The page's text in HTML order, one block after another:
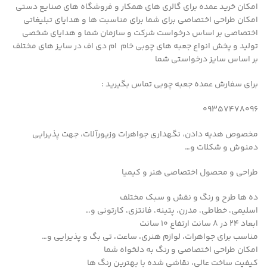
امکان خرید عمده برای گالری های همکار و فروشگاه های صنایع دستی
امکان طراحی اختصاصی برای شما برای مناسبت ها و هدایای تبلیغاتی
اختصاصی بر اساس درخواست شرکت و سازمان شما و هدایای شخصی
تولید و پخش انواع جعبه های چوبی خام ام دی اف در سایز های مختلف
بر اساس سایز درخواستی شما
برای سفارش عمده جعبه چوبی تماس بگیرید :
09357478096
مخصوص هدیه دادن، نگهداری جواهرات وزیورآلات، جهت پذیرایی
دمنوش و شکلات و…
طراحی و محصول اختصاصی هنر و کیمیا
ده ها طرح و رنگ و نقش و سبک مختلف
اسلیمی، خطاطی، مدرن، پتینه، فانتزی، کارتونی و…
ابعاد ۲۴ در ۸ سانت ارتفاع ۱۰ سانت
مناسب برای جواهرات، لوازم هنری، ساعت، تی بگ و پذیرایی و…
امکان طراحی اختصاصی و رنگ به دلخواه شما
کیفیت ساخت عالی، نقاشی شده با بهترین رنگ ها